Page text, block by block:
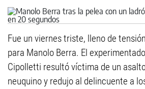
Fue un viernes triste, lleno de
para Manolo Berra. El
Cipolletti resultó víctima de un
neuquino y redujo al delincuente a